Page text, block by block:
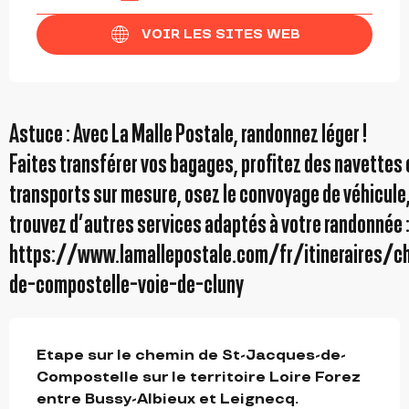
VOIR LES SITES WEB
Astuce : Avec La Malle Postale, randonnez léger !
Faites transférer vos bagages, profitez des navettes
transports sur mesure, osez le convoyage de
trouvez d’autres services adaptés à votre randonnée :
https://www.lamallepostale.com/fr/itineraires/
de-compostelle-voie-de-cluny
Etape sur le chemin de St-Jacques-de-
Compostelle sur le territoire Loire Forez
entre Bussy-Albieux et Leignecq.